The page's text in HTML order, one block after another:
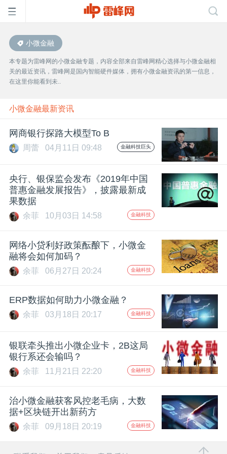
首
页
雷
峰
公
课
动
中
GAIR
小微金融
本专题为雷峰网的小微金融专题，内容全部来自雷峰网精心选择与小微金融相
关的最近资讯，雷峰网是国内智能硬件媒体，拥有小微金融资讯的第一信息，
在这里你能看到未..
小微金融最新资讯
网商银行探路大模型To B
周蕾 04月11日 09:48 金融科技巨头
央行、银保监会发布《2019年中国
普惠金融发展报告》，披露最新成
果数据
余菲 10月03日 14:58 金融科技
网络小贷利好政策酝酿下，小微金
融将会如何加码？
余菲 06月27日 20:24 金融科技
ERP数据如何助力小微金融？
余菲 03月18日 20:17 金融科技
银联牵头推出小微企业卡，2B这局
银行系还会输吗？
余菲 11月21日 22:20 金融科技
治小微金融获客风控老毛病，大数
据+区块链开出新药方
余菲 09月18日 20:19 金融科技